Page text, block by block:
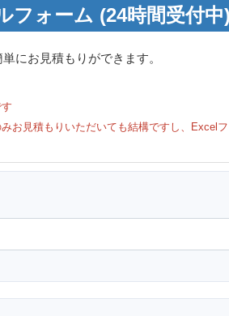
フォーム (24時間受付中)
にお見積もりができます。
お見積もりいただいても結構ですし、Excel